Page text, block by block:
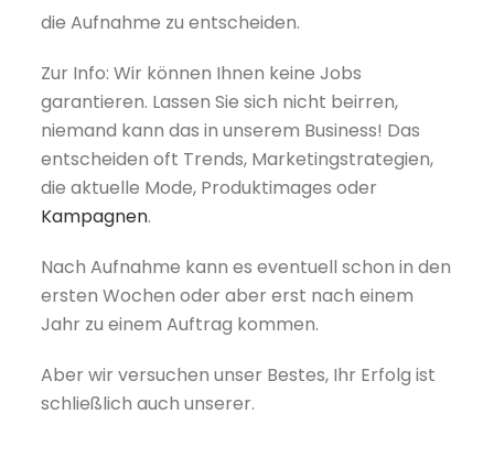
die Aufnahme zu entscheiden.
Zur Info: Wir können Ihnen keine Jobs
garantieren. Lassen Sie sich nicht beirren,
niemand kann das in unserem Business! Das
entscheiden oft Trends, Marketingstrategien,
die aktuelle Mode, Produktimages oder
Kampagnen.
Nach Aufnahme kann es eventuell schon in den
ersten Wochen oder aber erst nach einem
Jahr zu einem Auftrag kommen.
Aber wir versuchen unser Bestes, Ihr Erfolg ist
schließlich auch unserer.